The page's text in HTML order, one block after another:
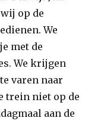
op de
We
met de
We krijgen
varen naar
trein niet op de
aan de